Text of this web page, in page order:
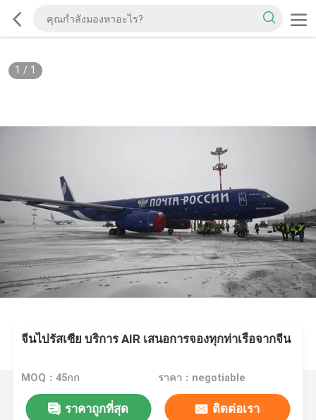
1 / 1
จีนไปรัสเซีย บริการ AIR เสนอการจองทุกท่าเรือจากจีน
MOQ：45กก ราคา：negotiable
ราคาถูกที่สุด ติดต่อเรา